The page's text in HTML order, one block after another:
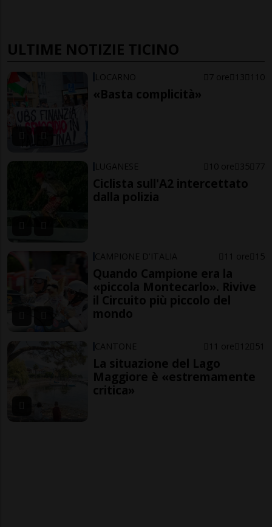
ULTIME NOTIZIE TICINO
LOCARNO 7 ore 13 110
«Basta complicità»
LUGANESE 10 ore 35 77
Ciclista sull'A2 intercettato
dalla polizia
CAMPIONE D'ITALIA 11 ore 15
Quando Campione era la
«piccola Montecarlo». Rivive
il Circuito più piccolo del
mondo
CANTONE 11 ore 12 51
La situazione del Lago
Maggiore è «estremamente
critica»